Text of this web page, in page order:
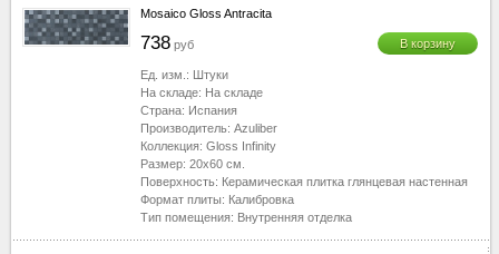
Mosaico Gloss Antracita
738 руб В корзину
Ед. изм.: Штуки
На складе: На складе
Страна: Испания
Производитель: Azuliber
Коллекция: Gloss Infinity
Размер: 20x60 см.
Поверхность: Керамическая плитка глянцевая настенная
Формат плиты: Калибровка
Тип помещения: Внутренняя отделка